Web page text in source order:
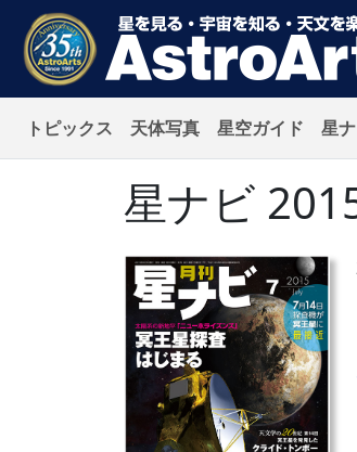
トピックス 天体写真 星空ガイド 星
星ナビ